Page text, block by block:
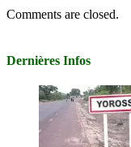
Comments are closed.
Dernières Infos